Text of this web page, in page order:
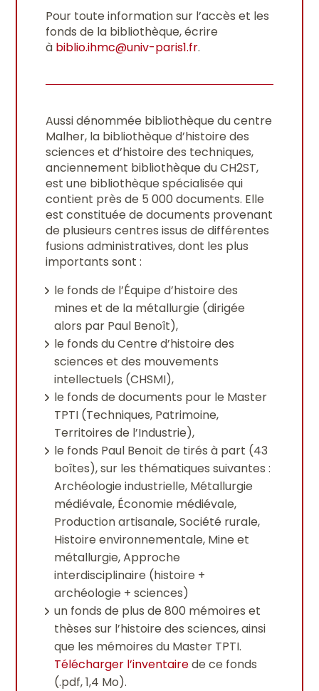
Pour toute information sur l’accès et les
fonds de la bibliothèque, écrire
à biblio.ihmc@univ-paris1.fr.
Aussi dénommée bibliothèque du centre
Malher, la bibliothèque d’histoire des
sciences et d’histoire des techniques,
anciennement bibliothèque du CH2ST,
est une bibliothèque spécialisée qui
contient près de 5 000 documents. Elle
est constituée de documents provenant
de plusieurs centres issus de différentes
fusions administratives, dont les plus
importants sont :
le fonds de l’Équipe d’histoire des
mines et de la métallurgie (dirigée
alors par Paul Benoît),
le fonds du Centre d’histoire des
sciences et des mouvements
intellectuels (CHSMI),
le fonds de documents pour le Master
TPTI (Techniques, Patrimoine,
Territoires de l’Industrie),
le fonds Paul Benoit de tirés à part (43
boîtes), sur les thématiques suivantes :
Archéologie industrielle, Métallurgie
médiévale, Économie médiévale,
Production artisanale, Société rurale,
Histoire environnementale, Mine et
métallurgie, Approche
interdisciplinaire (histoire +
archéologie + sciences)
un fonds de plus de 800 mémoires et
thèses sur l’histoire des sciences, ainsi
que les mémoires du Master TPTI.
Télécharger l’inventairede ce fonds
(.pdf, 1,4 Mo).